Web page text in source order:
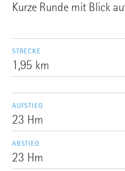
Kurze Runde mit Blick
STRECKE
1,95 km
AUFSTIEG
23 Hm
ABSTIEG
23 Hm